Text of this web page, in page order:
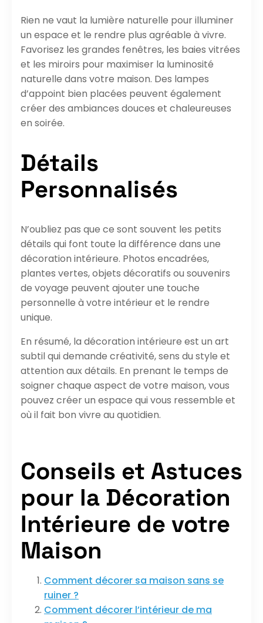
Rien ne vaut la lumière naturelle pour illuminer
un espace et le rendre plus agréable à vivre.
Favorisez les grandes fenêtres, les baies vitrées
et les miroirs pour maximiser la luminosité
naturelle dans votre maison. Des lampes
d’appoint bien placées peuvent également
créer des ambiances douces et chaleureuses
en soirée.
Détails
Personnalisés
N’oubliez pas que ce sont souvent les petits
détails qui font toute la différence dans une
décoration intérieure. Photos encadrées,
plantes vertes, objets décoratifs ou souvenirs
de voyage peuvent ajouter une touche
personnelle à votre intérieur et le rendre
unique.
En résumé, la décoration intérieure est un art
subtil qui demande créativité, sens du style et
attention aux détails. En prenant le temps de
soigner chaque aspect de votre maison, vous
pouvez créer un espace qui vous ressemble et
où il fait bon vivre au quotidien.
Conseils et Astuces
pour la Décoration
Intérieure de votre
Maison
Comment décorer sa maison sans se
ruiner ?
Comment décorer l’intérieur de ma